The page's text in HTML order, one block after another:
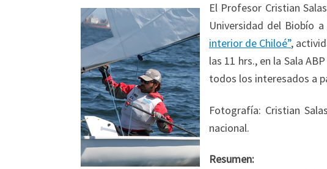
El Profesor Cristian
Universidad del Biobío
interior de Chiloé”,
las 11 hrs., en la Sala
todos los interesados a
Fotografía: Cristian
nacional.
Resumen: